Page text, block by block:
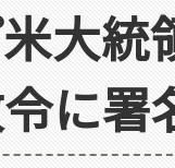
大
に署